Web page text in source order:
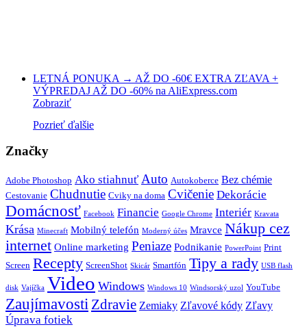
LETNÁ PONUKA → AŽ DO -60€ EXTRA ZĽAVA +
VÝPREDAJ AŽ DO -60% na AliExpress.com
Zobraziť
Pozrieť ďalšie
Značky
Adobe Photoshop Ako stiahnuť Auto Autokoberce Bez chémie
Cestovanie Chudnutie Cviky na doma Cvičenie Dekorácie
Domácnosť Facebook Financie Google Chrome Interiér Kravata
Krása Minecraft Mobilný telefón Moderný účes Mravce Nákup cez
internet Online marketing Peniaze Podnikanie PowerPoint Print
Screen Recepty ScreenShot Skicár Smartfón Tipy a rady USB flash
disk Vajíčka Video Windows Windows 10 Windsorský uzol YouTube
Zaujímavosti Zdravie Zemiaky Zľavové kódy Zľavy
Úprava fotiek